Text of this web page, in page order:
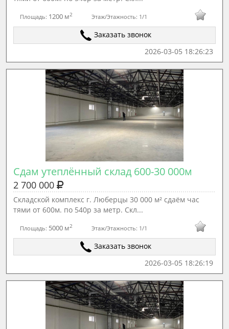
Площадь: 1200 м2 Этаж/Этажность: 1/1
Заказать звонок
2026-03-05 18:26:23
Сдам утеплённый склад 600-30 000м
2 700 000
Cклaдскoй кoмплeкс г. Любeрцы 30 000 м² сдаём час
тями от 600м. по 540р за метр. Скл...
Площадь: 5000 м2 Этаж/Этажность: 1/1
Заказать звонок
2026-03-05 18:26:19